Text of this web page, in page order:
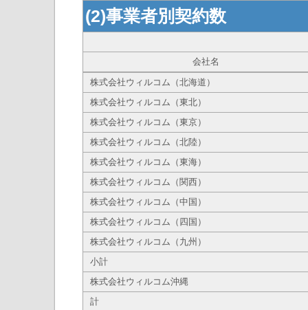
(2)事業者別契約数
会社名
株式会社ウィルコム（北海道）
株式会社ウィルコム（東北）
株式会社ウィルコム（東京）
株式会社ウィルコム（北陸）
株式会社ウィルコム（東海）
株式会社ウィルコム（関西）
株式会社ウィルコム（中国）
株式会社ウィルコム（四国）
株式会社ウィルコム（九州）
小計
株式会社ウィルコム沖縄
計